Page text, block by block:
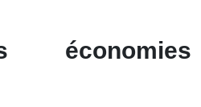
économies